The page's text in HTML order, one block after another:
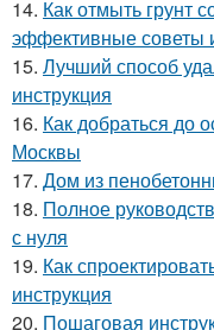
14. Как отмыть грунт
эффективные советы
15. Лучший способ
инструкция
16. Как добраться до
Москвы
17. Дом из
18. Полное
с нуля
19. Как
инструкция
20. Пошаговая